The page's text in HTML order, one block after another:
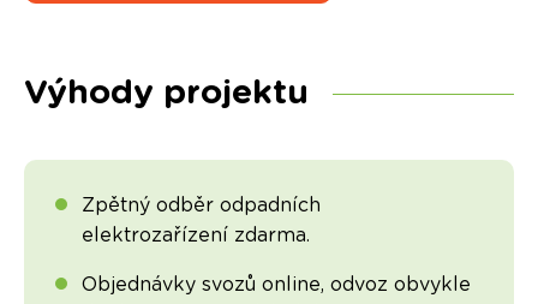
Výhody projektu
Zpětný odběr odpadních
elektrozařízení zdarma.
Objednávky svozů online, odvoz obvykle